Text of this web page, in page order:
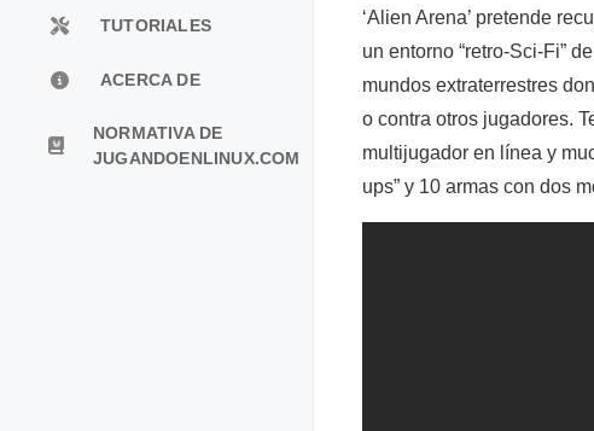
TUTORIALES
ACERCA DE
NORMATIVA DE
JUGANDOENLINUX.COM
‘Alien Arena’ pretende
un entorno “retro-Sci-Fi”
mundos extraterrestres
o contra otros jugadores.
multijugador en línea y
ups” y 10 armas con dos